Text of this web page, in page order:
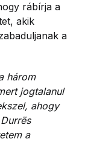
rábírja a
akik
a
három
jogtalanul
ahogy
a